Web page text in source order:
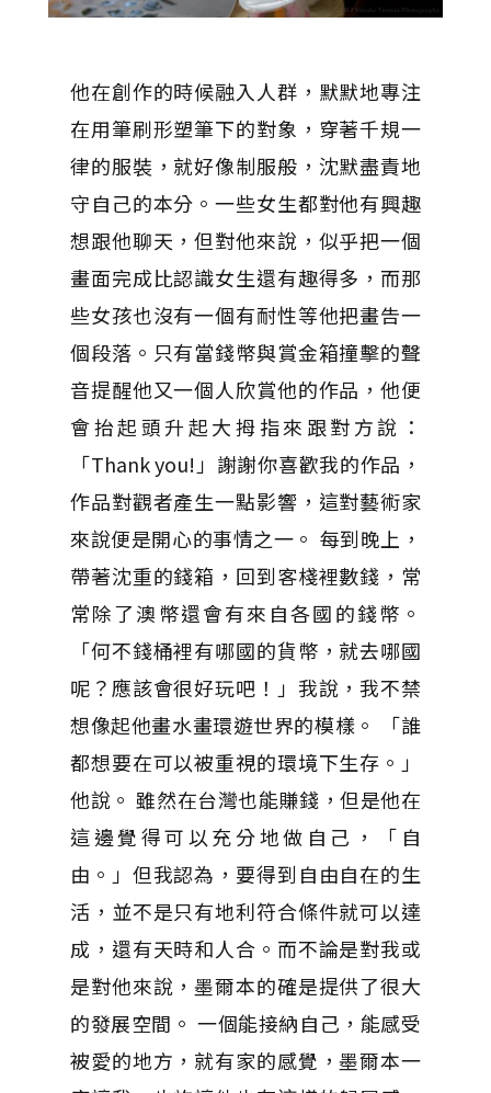
他在創作的時候融入人群，默默地專注
在用筆刷形塑筆下的對象，穿著千規一
律的服裝，就好像制服般，沈默盡責地
守自己的本分。一些女生都對他有興趣
想跟他聊天，但對他來說，似乎把一個
畫面完成比認識女生還有趣得多，而那
些女孩也沒有一個有耐性等他把畫告一
個段落。只有當錢幣與賞金箱撞擊的聲
音提醒他又一個人欣賞他的作品，他便
會抬起頭升起大拇指來跟對方說：
「Thank you!」謝謝你喜歡我的作品，
作品對觀者產生一點影響，這對藝術家
來說便是開心的事情之一。 每到晚上，
帶著沈重的錢箱，回到客棧裡數錢，常
常除了澳幣還會有來自各國的錢幣。
「何不錢桶裡有哪國的貨幣，就去哪國
呢？應該會很好玩吧！」我說，我不禁
想像起他畫水畫環遊世界的模樣。 「誰
都想要在可以被重視的環境下生存。」
他說。 雖然在台灣也能賺錢，但是他在
這邊覺得可以充分地做自己，「自
由。」但我認為，要得到自由自在的生
活，並不是只有地利符合條件就可以達
成，還有天時和人合。而不論是對我或
是對他來說，墨爾本的確是提供了很大
的發展空間。 一個能接納自己，能感受
被愛的地方，就有家的感覺，墨爾本一